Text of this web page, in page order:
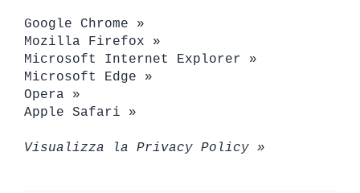
Google Chrome »
Mozilla Firefox »
Microsoft Internet Explorer »
Microsoft Edge »
Opera »
Apple Safari »
Visualizza la Privacy Policy »